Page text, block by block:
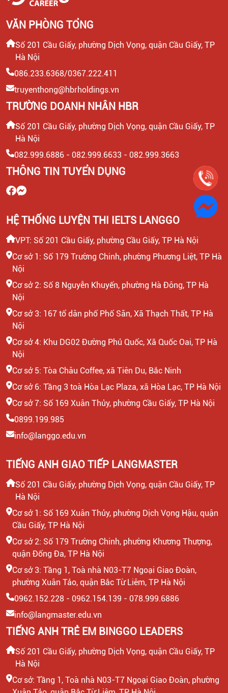
VĂN PHÒNG TỔNG
Số 201 Cầu Giấy, phường Dịch Vọng, quận Cầu Giấy, TP
Hà Nội
086.233.6368/0367.222.411
truyenthong@hbrholdings.vn
TRƯỜNG DOANH NHÂN HBR
Số 201 Cầu Giấy, phường Dịch Vọng, quận Cầu Giấy, TP
Hà Nội
082.999.6886 - 082.999.6633 - 082.999.3663
THÔNG TIN TUYỂN DỤNG
HỆ THỐNG LUYỆN THI IELTS LANGGO
VPT: Số 201 Cầu Giấy, phường Cầu Giấy, TP Hà Nội
Cơ sở 1: Số 179 Trường Chinh, phường Phương Liệt, TP Hà
Nội
Cơ sở 2: Số 8 Nguyễn Khuyến, phường Hà Đông, TP Hà
Nội
Cơ sở 3: 167 tổ dân phố Phố Săn, Xã Thạch Thất, TP Hà
Nội
Cơ sở 4: Khu DG02 Đường Phủ Quốc, Xã Quốc Oai, TP Hà
Nội
Cơ sở 5: Tòa Châu Coffee, xã Tiên Du, Bắc Ninh
Cơ sở 6: Tầng 3 toà Hòa Lạc Plaza, xã Hòa Lạc, TP Hà Nội
Cơ sở 7: Số 169 Xuân Thủy, phường Cầu Giấy, TP Hà Nội
0899.199.985
info@langgo.edu.vn
TIẾNG ANH GIAO TIẾP LANGMASTER
Số 201 Cầu Giấy, phường Dịch Vọng, quận Cầu Giấy, TP
Hà Nội
Cơ sở 1: Số 169 Xuân Thủy, phường Dịch Vọng Hậu, quận
Cầu Giấy, TP Hà Nội
Cơ sở 2: Số 179 Trường Chinh, phường Khương Thượng,
quận Đống Đa, TP Hà Nội
Cơ sở 3: Tầng 1, Toà nhà N03-T7 Ngoại Giao Đoàn,
phường Xuân Tảo, quận Bắc Từ Liêm, TP Hà Nội
0962.152.228 - 0962.154.139 - 078.999.6886
info@langmaster.edu.vn
TIẾNG ANH TRẺ EM BINGGO LEADERS
Số 201 Cầu Giấy, phường Dịch Vọng, quận Cầu Giấy, TP
Hà Nội
Cơ sở: Tầng 1, Toà nhà N03-T7 Ngoại Giao Đoàn, phường